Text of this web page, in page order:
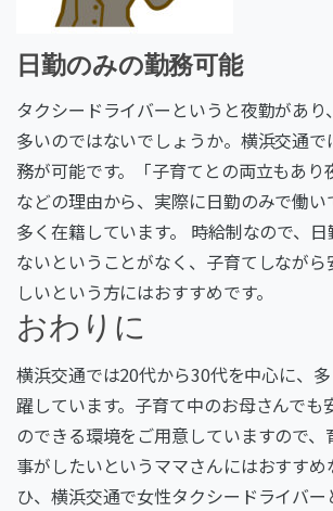
日勤のみの勤務可能
タクシードライバーというと夜勤があり
多いのではないでしょうか。横浜交通
務が可能です。「子育てとの両立もあり
などの理由から、実際に日勤のみで働い
多く在籍しています。 時給制なので、
ないということがなく、子育てしなが
しいという方にはおすすめです。
おわりに
横浜交通では20代から30代を中心に、
躍しています。子育て中のお母さんでも
のできる環境をご用意していますので
事がしたいというママさんにはおすすめ
ひ、横浜交通で女性タクシードライバ